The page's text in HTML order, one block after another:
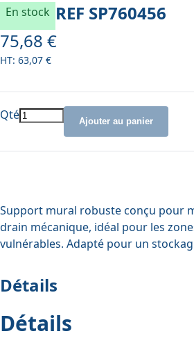
En stock REF SP760456
75,68 €
63,07 €
Qté Ajouter au panier
Support mural robuste conçu pour
drain mécanique, idéal pour les
vulnérables. Adapté pour un
Détails
Détails